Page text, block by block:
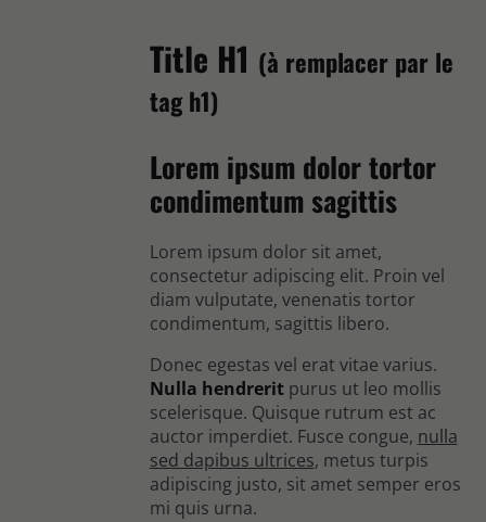
Title H1 (à remplacer par le
tag h1)
Lorem ipsum dolor tortor
condimentum sagittis
Lorem ipsum dolor sit amet,
consectetur adipiscing elit. Proin vel
diam vulputate, venenatis tortor
condimentum, sagittis libero.
Donec egestas vel erat vitae varius.
Nulla hendreritpurus ut leo mollis
scelerisque. Quisque rutrum est ac
auctor imperdiet. Fusce congue, nulla
sed dapibus ultrices, metus turpis
adipiscing justo, sit amet semper eros
mi quis urna.